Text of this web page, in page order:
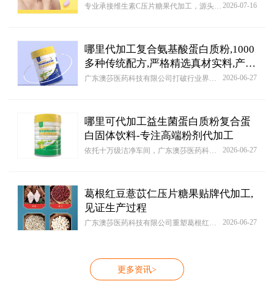
2026-07-16
专业承接维生素C压片糖果代加工，源头工厂提供oem贴牌代加工维生素C压片糖果价格行情...，广东澳莎医药科技有限公司可按照客户要求为客户免费设计产品配方并进行打样。可以帮客户代为采购包装材料。成品上市后，可为客户提供产品销售的建议及方案！
哪里代加工复合氨基酸蛋白质粉,1000
多种传统配方,严格精选真材实料,产能
大,出货快
2026-06-27
广东澳莎医药科技有限公司打破行业界限，构建全品类数字供应链体系。通过AI需求分析引擎为[复合氨基酸蛋白质粉复合蛋白固体饮料 OEM/ODM贴牌代加工批发定制源头厂家]客户智能匹配生产工艺，特别为此品类创新产品提供专利快速申请通道。
哪里可代加工益生菌蛋白质粉复合蛋
白固体饮料-专注高端粉剂代加工
2026-06-27
依托十万级洁净车间，广东澳莎医药科技有限公司提供益生菌蛋白质粉复合蛋白固体饮料 OEM/ODM贴牌代加工批发定制源头厂家一站式代工解决方案。支持包装设计知识产权备案，同步输出益生菌蛋白质粉复合蛋白固体饮料 OEM/ODM贴牌代加工批发定制源头厂家竞品分析数据包，首单客户享免费仓储托管及新品试销追踪服务。
葛根红豆薏苡仁压片糖果贴牌代加工,
见证生产过程
2026-06-27
广东澳莎医药科技有限公司重塑葛根红豆薏苡仁压片糖果 OEM/ODM贴牌代加工批发定制源头厂家代工行业标准，建立原料集采联盟降低综合成本30%。为葛根红豆薏苡仁压片糖果 OEM/ODM贴牌代加工批发定制源头厂家客户配备专属产品经理，从风味调试到渠道适配提供全周期顾问服务，现开放跨境代工快速通道。
更多资讯>